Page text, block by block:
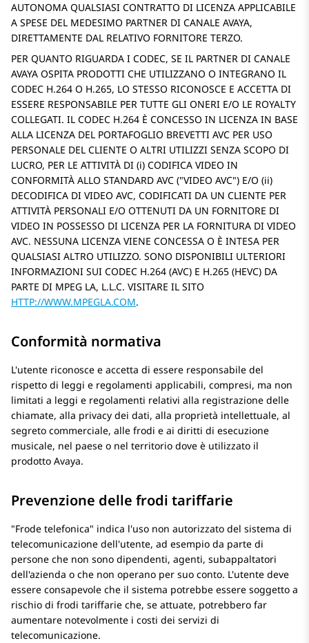
AUTONOMA QUALSIASI CONTRATTO DI LICENZA APPLICABILE
A SPESE DEL MEDESIMO PARTNER DI CANALE AVAYA,
DIRETTAMENTE DAL RELATIVO FORNITORE TERZO.
PER QUANTO RIGUARDA I CODEC, SE IL PARTNER DI CANALE
AVAYA OSPITA PRODOTTI CHE UTILIZZANO O INTEGRANO IL
CODEC H.264 O H.265, LO STESSO RICONOSCE E ACCETTA DI
ESSERE RESPONSABILE PER TUTTE GLI ONERI E/O LE ROYALTY
COLLEGATI. IL CODEC H.264 È CONCESSO IN LICENZA IN BASE
ALLA LICENZA DEL PORTAFOGLIO BREVETTI AVC PER USO
PERSONALE DEL CLIENTE O ALTRI UTILIZZI SENZA SCOPO DI
LUCRO, PER LE ATTIVITÀ DI (i) CODIFICA VIDEO IN
CONFORMITÀ ALLO STANDARD AVC ( VIDEO AVC ) E/O (ii)
DECODIFICA DI VIDEO AVC, CODIFICATI DA UN CLIENTE PER
ATTIVITÀ PERSONALI E/O OTTENUTI DA UN FORNITORE DI
VIDEO IN POSSESSO DI LICENZA PER LA FORNITURA DI VIDEO
AVC. NESSUNA LICENZA VIENE CONCESSA O È INTESA PER
QUALSIASI ALTRO UTILIZZO. SONO DISPONIBILI ULTERIORI
INFORMAZIONI SUI CODEC H.264 (AVC) E H.265 (HEVC) DA
PARTE DI MPEG LA, L.L.C. VISITARE IL SITO
HTTP://WWW.MPEGLA.COM.
Conformità normativa
L'utente riconosce e accetta di essere responsabile del
rispetto di leggi e regolamenti applicabili, compresi, ma non
limitati a leggi e regolamenti relativi alla registrazione delle
chiamate, alla privacy dei dati, alla proprietà intellettuale, al
segreto commerciale, alle frodi e ai diritti di esecuzione
musicale, nel paese o nel territorio dove è utilizzato il
prodotto Avaya.
Prevenzione delle frodi tariffarie
Frode telefonica
indica l'uso non autorizzato del sistema di
telecomunicazione dell'utente, ad esempio da parte di
persone che non sono dipendenti, agenti, subappaltatori
dell'azienda o che non operano per suo conto. L'utente deve
essere consapevole che il sistema potrebbe essere soggetto a
rischio di frodi tariffarie che, se attuate, potrebbero far
aumentare notevolmente i costi dei servizi di
telecomunicazione.